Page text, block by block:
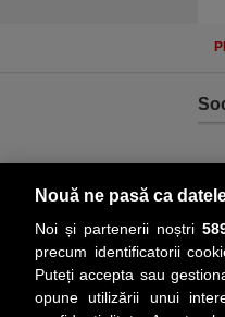
Nouă ne pasă ca
Noi și partenerii noștri
precum identificatorii
Puteți accepta sau
opune utilizării unui